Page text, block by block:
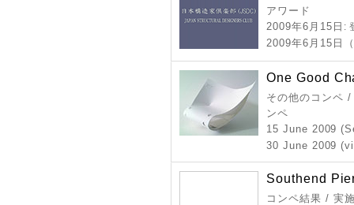
アワード
2009年6月15日 :
2009年6月15日
One Good
その他のコンペ
ンペ
15 June 2009
30 June 2009
Southend
コンペ結果 / 実